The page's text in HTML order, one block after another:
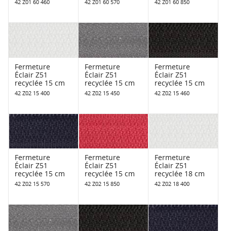
42 Z01 60 460 42 Z01 60 570 42 Z01 60 850
Fermeture
Éclair Z51
recyclée 15 cm
42 Z02 15 400
Fermeture
Éclair Z51
recyclée 15 cm
42 Z02 15 450
Fermeture
Éclair Z51
recyclée 15 cm
42 Z02 15 460
Fermeture
Éclair Z51
recyclée 15 cm
42 Z02 15 570
Fermeture
Éclair Z51
recyclée 15 cm
42 Z02 15 850
Fermeture
Éclair Z51
recyclée 18 cm
42 Z02 18 400